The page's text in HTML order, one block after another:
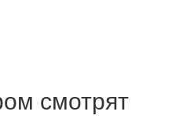
смотрят